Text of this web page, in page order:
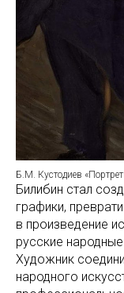
Б.М. Кустодиев
Билибин стал
графики,
в произведение
русские
Художник
народного